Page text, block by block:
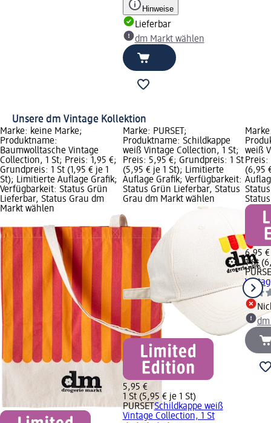
Hinweise
Lieferbar
dm Markt wählen
Unsere dm Vintage Kollektion
Marke: keine Marke;
Produktname:
Baumwolltasche Vintage
Collection, 1 St; Preis: 1,95 €;
Grundpreis: 1 St (1,95 € je 1
St); Limitierte Auflage Grafik;
Verfügbarkeit: Status Grün
Lieferbar, Status Grau dm
Markt wählen
Marke: PURSET;
Produktname: Schildkappe
weiß Vintage Collection, 1 St;
Preis: 5,95 €; Grundpreis: 1 St
(5,95 € je 1 St); Limitierte
Auflage Grafik; Verfügbarkeit:
Status Grün Lieferbar, Status
Grau dm Markt wählen
5,95 €
1 St (5,95 € je 1 St)
PURSETSchildkappe weiß
Vintage Collection, 1 St
weiß
Preis:
(6,95
6,95 €
1 St